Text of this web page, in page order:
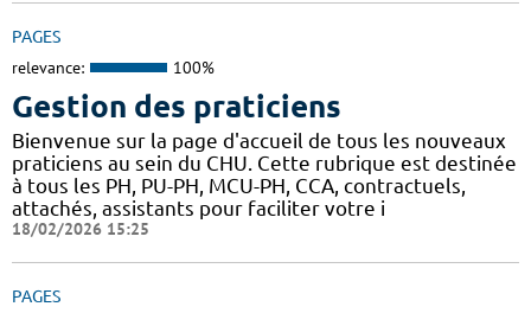
PAGES
relevance: 100%
Gestion des praticiens
Bienvenue sur la page d'accueil de tous les nouveaux
praticiens au sein du CHU. Cette rubrique est destinée
à tous les PH, PU-PH, MCU-PH, CCA, contractuels,
attachés, assistants pour faciliter votre i
18/02/2026 15:25
PAGES